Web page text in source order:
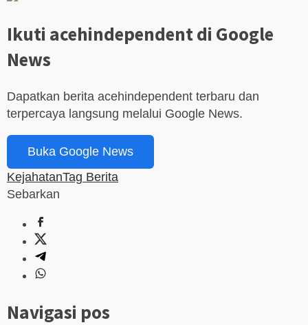
Ikuti acehindependent di Google
News
Dapatkan berita acehindependent terbaru dan
terpercaya langsung melalui Google News.
Buka Google News
KejahatanTag Berita
Sebarkan
Navigasi pos